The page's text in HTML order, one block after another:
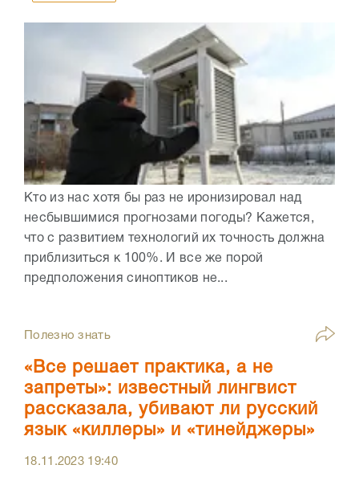
Кто из нас хотя бы раз не иронизировал над
несбывшимися прогнозами погоды? Кажется,
что с развитием технологий их точность должна
приблизиться к 100%. И все же порой
предположения синоптиков не...
Полезно знать
«Все решает практика, а не
запреты»: известный лингвист
рассказала, убивают ли русский
язык «киллеры» и «тинейджеры»
18.11.2023 19:40